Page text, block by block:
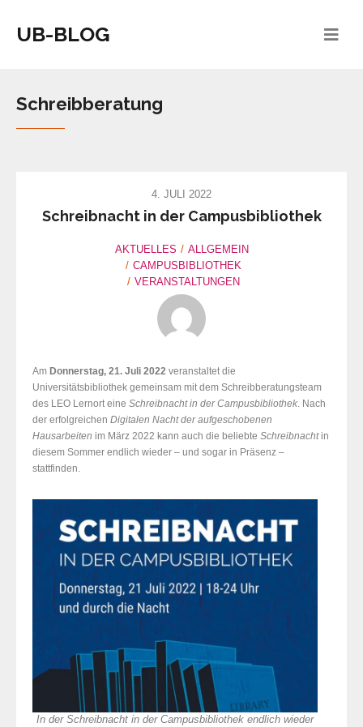
UB-BLOG
Schreibberatung
4. JULI 2022
Schreibnacht in der Campusbibliothek
AKTUELLES
ALLGEMEIN
CAMPUSBIBLIOTHEK
VERANSTALTUNGEN
Am Donnerstag, 21. Juli 2022 veranstaltet die
Universitätsbibliothek gemeinsam mit dem Schreibberatungsteam
des LEO Lernort eine Schreibnacht in der Campusbibliothek. Nach
der erfolgreichen Digitalen Nacht der aufgeschobenen
Hausarbeiten im März 2022 kann auch die beliebte Schreibnachtin
diesem Sommer endlich wieder – und sogar in Präsenz –
stattfinden.
In der Schreibnacht in der Campusbibliothek endlich wieder